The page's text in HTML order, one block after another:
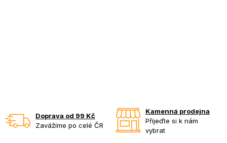
Doprava od 99 Kč
Zavážíme po celé ČR
Kamenná prodejna
Přijeďte si k nám
vybrat